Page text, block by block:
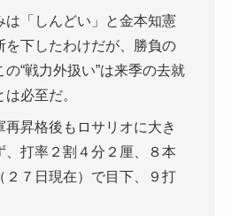
は「しんどい」と金本知憲
を下したわけだが、勝負の
の“戦力外扱い”は来季の去就
必至だ。
再昇格後もロサリオに大き
、打率２割４分２厘、８本
２７日現在）で目下、９打